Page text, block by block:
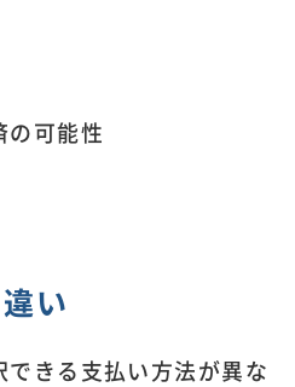
の可能性
い
きる支払い方法が異な